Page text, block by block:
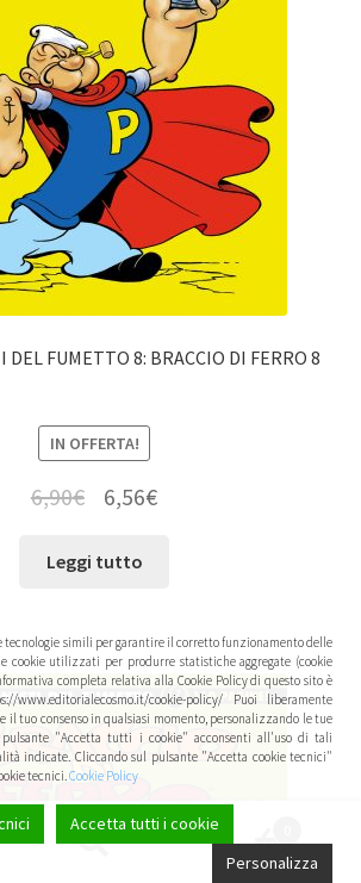
DEL FUMETTO 8: BRACCIO DI FERRO 8
IN OFFERTA!
6,90€ 6,56€
Leggi tutto
tecnologie simili per garantire il corretto funzionamento delle
cookie utilizzati per produrre statistiche aggregate (cookie
completa relativa alla Cookie Policy di questo sito è
cookie-policy/ Puoi liberamente
il tuo consenso in qualsiasi momento, personalizzando le tue
pulsante "Accetta tutti i cookie" acconsenti all'uso di tali
indicate. Cliccando sul pulsante "Accetta cookie tecnici"
tecnici.Cookie Policy
Accetta tutti i cookie
Personalizza